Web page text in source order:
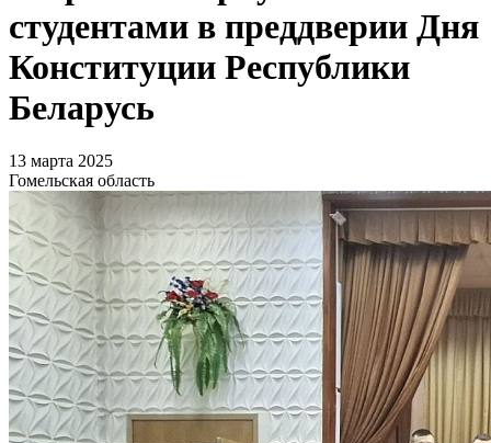
студентами в преддверии Дня
Конституции Республики
Беларусь
13 марта 2025
Гомельская область